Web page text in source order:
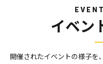
イベン
開催されたイベントの様子を